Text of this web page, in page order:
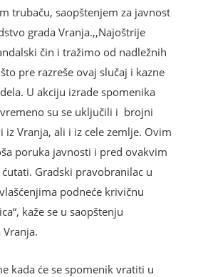
trubaču, saopštenjem za javnost
grada Vranja.,,Najoštrije
čin i tražimo od nadležnih
pre razreše ovaj slučaj i kazne
U akciju izrade spomenika
su se uključili i brojni
Vranja, ali i iz cele zemlje. Ovim
poruka javnosti i pred ovakvim
Gradski pravobranilac u
podneće krivičnu
kaže se u saopštenju
kada će se spomenik vratiti u